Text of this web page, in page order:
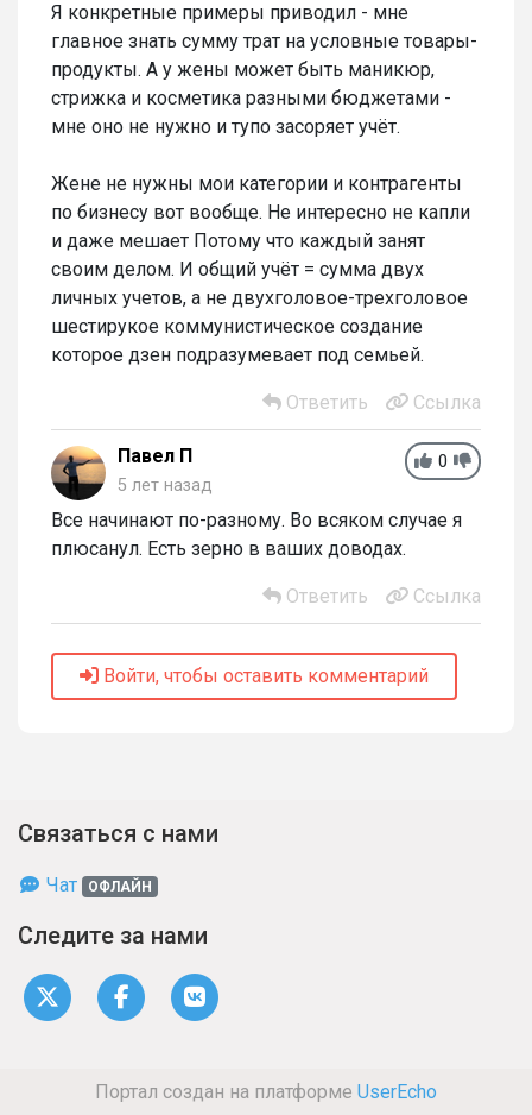
Я конкретные примеры приводил - мне
главное знать сумму трат на условные товары-
продукты. А у жены может быть маникюр,
стрижка и косметика разными бюджетами -
мне оно не нужно и тупо засоряет учёт.
Жене не нужны мои категории и контрагенты
по бизнесу вот вообще. Не интересно не капли
и даже мешает Потому что каждый занят
своим делом. И общий учёт = сумма двух
личных учетов, а не двухголовое-трехголовое
шестирукое коммунистическое создание
которое дзен подразумевает под семьей.
Ответить Ссылка
0
Павел П
5 лет назад
Все начинают по-разному. Во всяком случае я
плюсанул. Есть зерно в ваших доводах.
Ответить Ссылка
Войти, чтобы оставить комментарий
Связаться с нами
Чат ОФЛАЙН
Следите за нами
Портал создан на платформе UserEcho